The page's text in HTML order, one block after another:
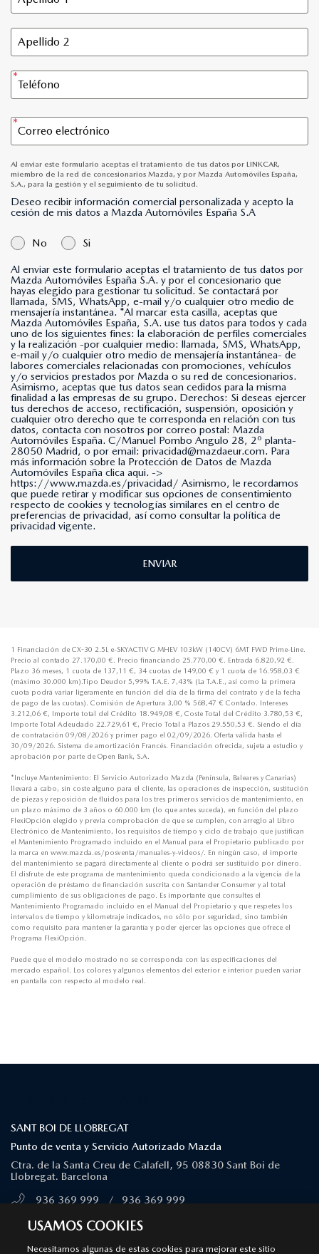
Al enviar este formulario aceptas el tratamiento de tus datos por LINKCAR,
miembro de la red de concesionarios Mazda, y por Mazda Automóviles España,
S.A., para la gestión y el seguimiento de tu solicitud.
Deseo recibir información comercial personalizada y acepto la
cesión de mis datos a Mazda Automóviles España S.A
No Si
Al enviar este formulario aceptas el tratamiento de tus datos por
Mazda Automóviles España S.A. y por el concesionario que
hayas elegido para gestionar tu solicitud. Se contactará por
llamada, SMS, WhatsApp, e-mail y/o cualquier otro medio de
mensajería instantánea. *Al marcar esta casilla, aceptas que
Mazda Automóviles España, S.A. use tus datos para todos y cada
uno de los siguientes fines: la elaboración de perfiles comerciales
y la realización -por cualquier medio: llamada, SMS, WhatsApp,
e-mail y/o cualquier otro medio de mensajería instantánea- de
labores comerciales relacionadas con promociones, vehículos
y/o servicios prestados por Mazda o su red de concesionarios.
Asimismo, aceptas que tus datos sean cedidos para la misma
finalidad a las empresas de su grupo. Derechos: Si deseas ejercer
tus derechos de acceso, rectificación, suspensión, oposición y
cualquier otro derecho que te corresponda en relación con tus
datos, contacta con nosotros por correo postal: Mazda
Automóviles España. C/Manuel Pombo Angulo 28, 2º planta-
28050 Madrid, o por email: privacidad@mazdaeur.com. Para
más información sobre la Protección de Datos de Mazda
Automóviles España clica aqui. ->
https://www.mazda.es/privacidad/
que puede retirar y modificar sus opciones de consentimiento
respecto de cookies y tecnologías similares en el centro de
preferencias de privacidad, así como consultar la política de
privacidad vigente.
ENVIAR
1 Financiación de CX-30 2.5L e-SKYACTIV G MHEV 103kW (140CV) 6MT FWD Prime-Line.
Precio al contado 27.170,00 €. Precio financiando 25.770,00 €. Entrada 6.820,92 €.
Plazo 36 meses, 1 cuota de 137,11 €, 34 cuotas de 149,00 € y 1 cuota de 16.958,03 €
(máximo 30.000 km).Tipo Deudor 5,99% T.A.E. 7,43% (La T.A.E., así como la primera
cuota podrá variar ligeramente en función del día de la firma del contrato y de la fecha
de pago de las cuotas). Comisión de Apertura 3,00 % 568,47 € Contado. Intereses
3.212,06 €, Importe total del Crédito 18.949,08 €, Coste Total del Crédito 3.780,53 €,
Importe Total Adeudado 22.729,61 €, Precio Total a Plazos 29.550,53 €. Siendo el día
de contratación 09/08/2026 y primer pago el 02/09/2026. Oferta válida hasta el
30/09/2026. Sistema de amortización Francés. Financiación ofrecida, sujeta a estudio y
aprobación por parte de Open Bank, S.A.
*Incluye Mantenimiento: El Servicio Autorizado Mazda (Península, Baleares y Canarias)
llevará a cabo, sin coste alguno para el cliente, las operaciones de inspección, sustitución
de piezas y reposición de fluidos para los tres primeros servicios de mantenimiento, en
un plazo máximo de 3 años o 60.000 km (lo que antes suceda), en función del plazo
FlexiOpción elegido y previa comprobación de que se cumplen, con arreglo al Libro
Electrónico de Mantenimiento, los requisitos de tiempo y ciclo de trabajo que justifican
el Mantenimiento Programado incluido en el Manual para el Propietario publicado por
la marca en www.mazda.es/posventa/manuales-y-videos/. En ningún caso, el importe
del mantenimiento se pagará directamente al cliente o podrá ser sustituido por dinero.
El disfrute de este programa de mantenimiento queda condicionado a la vigencia de la
operación de préstamo de financiación suscrita con Santander Consumer y al total
cumplimiento de sus obligaciones de pago. Es importante que consultes el
Mantenimiento Programado incluido en el Manual del Propietario y que respetes los
intervalos de tiempo y kilometraje indicados, no sólo por seguridad, sino también
como requisito para mantener la garantía y poder ejercer las opciones que ofrece el
Programa FlexiOpción.
Puede que el modelo mostrado no se corresponda con las especificaciones del
mercado español. Los colores y algunos elementos del exterior e interior pueden variar
en pantalla con respecto al modelo real.
SANT BOI DE LLOBREGAT
Punto de venta y Servicio Autorizado Mazda
Ctra. de la Santa Creu de Calafell, 95 08830 Sant Boi de
Llobregat. Barcelona
936 369 999
/
936 369 999
MÁS INFORMACIÓN
USAMOS COOKIES
Necesitamos algunas de estas cookies para mejorar este sitio